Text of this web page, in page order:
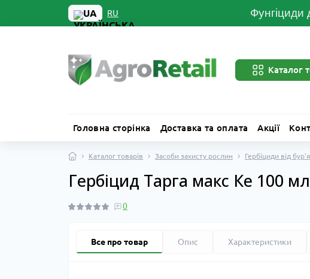
UA RU Фунгіциди
Каталог
Головна сторінка Доставка та оплата Акції
Каталог товарів Засоби захисту рослин Гербіциди від
Гербіцид Тарга макс Ке 100
0
Все про товар Опис Характеристики